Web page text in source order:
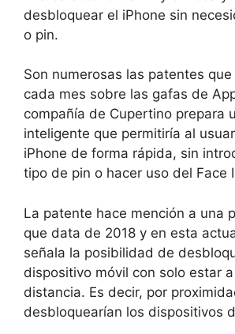
desbloquear el iPhone sin
o pin.
Son numerosas las patentes
cada mes sobre las gafas de
compañía de Cupertino prepara
inteligente que permitiría al
iPhone de forma rápida, sin
tipo de pin o hacer uso del Face
La patente hace mención a una
que data de 2018 y en esta
señala la posibilidad de
dispositivo móvil con solo estar
distancia. Es decir, por
desbloquearían los dispositivos